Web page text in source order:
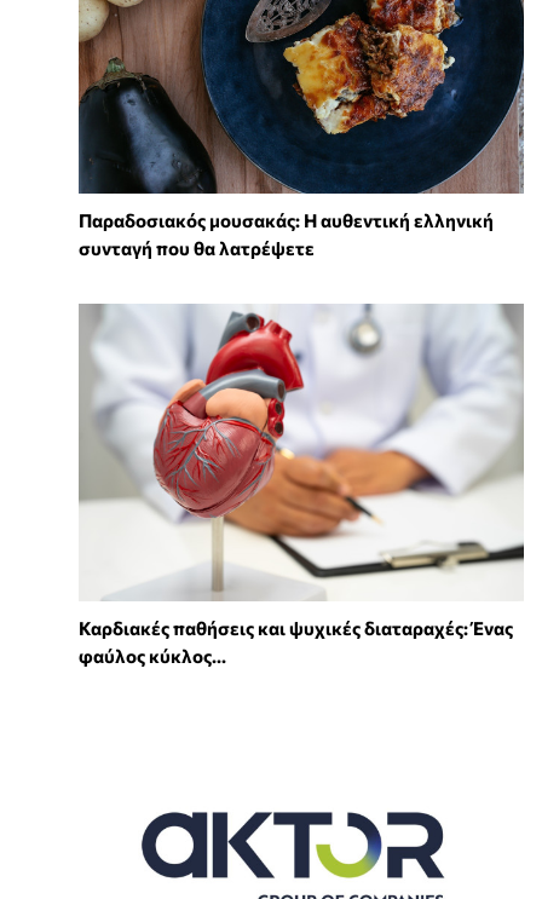
Παραδοσιακός μουσακάς: Η αυθεντική ελληνική
συνταγή που θα λατρέψετε
Καρδιακές παθήσεις και ψυχικές διαταραχές: Ένας
φαύλος κύκλος...